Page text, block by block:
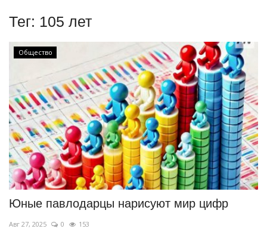
Обратная связь
ПАВЛОДАРСКАЯ ОБЛАСТЬ
КАЗАХСТАН
МИР
СПЕЦПРОЕКТЫ
СПОРТ
Чек-лист
Тег: 105 лет
Общество
Юные павлодарцы нарисуют мир цифр
Авг 27, 2025 0 153